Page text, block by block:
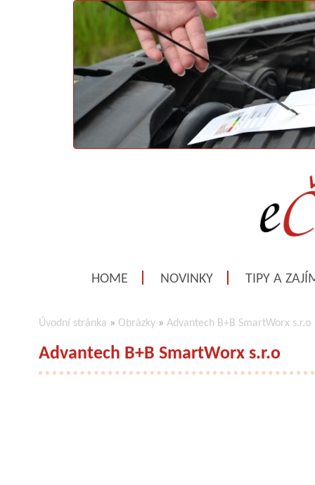
HOME NOVINKY TIPY A
Úvodní stránka » Obrázky » Advantech B+B SmartWorx s.r.o
Advantech B+B SmartWorx s.r.o